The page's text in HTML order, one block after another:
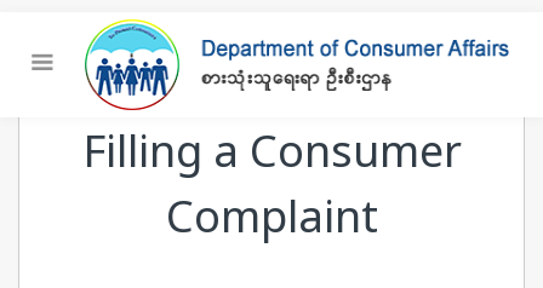
☰
Filling a Consumer
Complaint